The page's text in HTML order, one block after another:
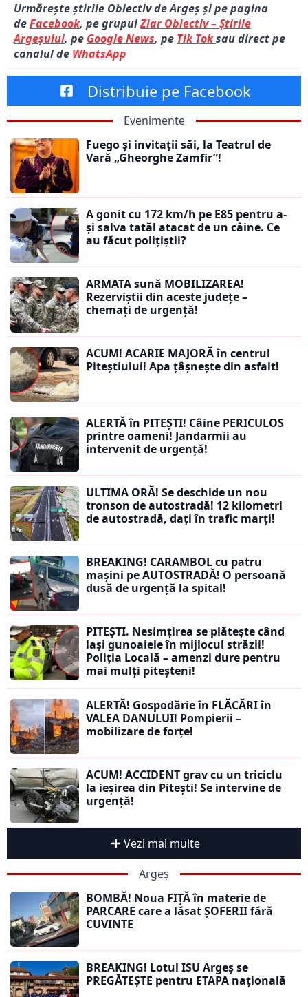
Urmărește știrile Obiectiv de Argeș și pe pagina
deFacebook, pe grupulZiar Obiectiv – Știrile
Argeșului, pe Google News, pe Tik Toksau direct pe
canalul de WhatsApp
Distribuie pe Facebook
Evenimente
Fuego și invitații săi, la Teatrul de
Vară „Gheorghe Zamfir”!
A gonit cu 172 km/h pe E85 pentru a-
și salva tatăl atacat de un câine. Ce
au făcut polițiștii?
ARMATA sună MOBILIZAREA!
Rezerviștii din aceste județe –
chemați de urgență!
ACUM! ACARIE MAJORĂ în centrul
Piteștiului! Apa țâșnește din asfalt!
ALERTĂ în PITEȘTI! Câine PERICULOS
printre oameni! Jandarmii au
intervenit de urgență!
ULTIMA ORĂ! Se deschide un nou
tronson de autostradă! 12 kilometri
de autostradă, dați în trafic marți!
BREAKING! CARAMBOL cu patru
mașini pe AUTOSTRADĂ! O persoană
dusă de urgență la spital!
PITEȘTI. Nesimțirea se plătește când
lași gunoaiele în mijlocul străzii!
Poliția Locală – amenzi dure pentru
mai mulți piteșteni!
ALERTĂ! Gospodărie în FLĂCĂRI în
VALEA DANULUI! Pompierii –
mobilizare de forțe!
ACUM! ACCIDENT grav cu un triciclu
la ieșirea din Pitești! Se intervine de
urgență!
Vezi mai multe
Argeș
BOMBĂ! Noua FIȚĂ în materie de
PARCARE care a lăsat ȘOFERII fără
CUVINTE
BREAKING! Lotul ISU Argeș se
PREGĂTEȘTE pentru ETAPA națională